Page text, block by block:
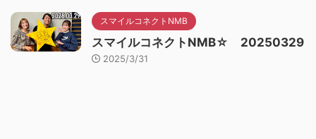
スマイルコネクトNMB
スマイルコネクトNMB☆ 20250329
2025/3/31